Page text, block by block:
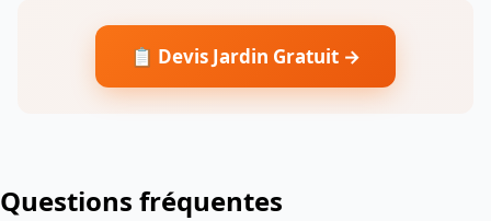
📋 Devis Jardin Gratuit →
Questions fréquentes